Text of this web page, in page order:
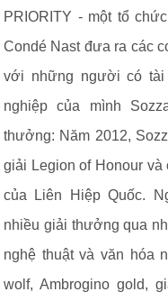
PRIORITY - một tổ
Condé Nast đưa ra các
với những người có tài
nghiệp của mình
thưởng: Năm 2012,
giải Legion of Honour
của Liên Hiệp Quốc.
nhiều giải thưởng qua
nghệ thuật và văn hóa
wolf, Ambrogino gold,